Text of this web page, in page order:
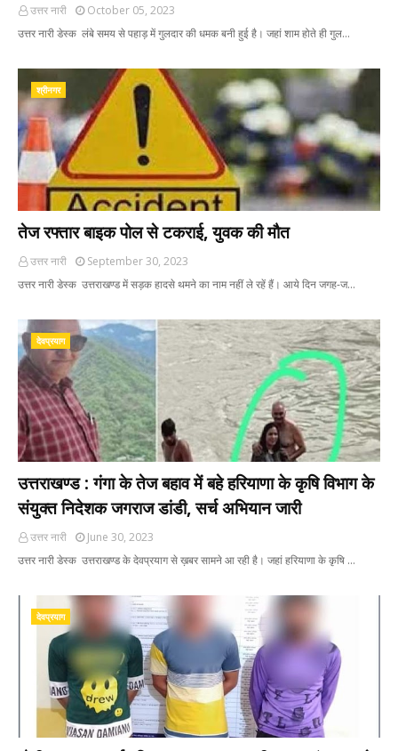
उत्तर नारी
October 05, 2023
उत्तर नारी डेस्क लंबे समय से पहाड़ में गुलदार की धमक बनी हुई है। जहां शाम होते ही गुल…
श्रीनगर
तेज रफ्तार बाइक पोल से टकराई, युवक की मौत
उत्तर नारी
September 30, 2023
उत्तर नारी डेस्क उत्तराखण्ड में सड़क हादसे थमने का नाम नहीं ले रहें हैं। आये दिन जगह-ज…
देवप्रयाग
उत्तराखण्ड : गंगा के तेज बहाव में बहे हरियाणा के कृषि विभाग के
संयुक्त निदेशक जगराज डांडी, सर्च अभियान जारी
उत्तर नारी
June 30, 2023
उत्तर नारी डेस्क उत्तराखण्ड के देवप्रयाग से ख़बर सामने आ रही है। जहां हरियाणा के कृषि …
देवप्रयाग